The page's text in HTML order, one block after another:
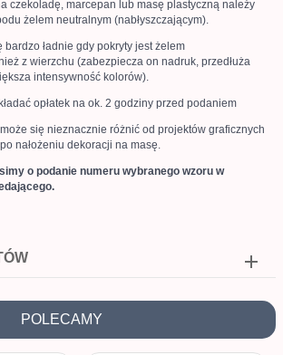
czekoladę, marcepan lub masę plastyczną należy
żelem neutralnym (nabłyszczającym).
ładnie gdy pokryty jest żelem
z wierzchu (zabezpiecza on nadruk, przedłuża
intensywność kolorów).
opłatek na ok. 2 godziny przed podaniem
się nieznacznie różnić od projektów graficznych
nałożeniu dekoracji na masę.
o podanie numeru wybranego wzoru w
POLECAMY